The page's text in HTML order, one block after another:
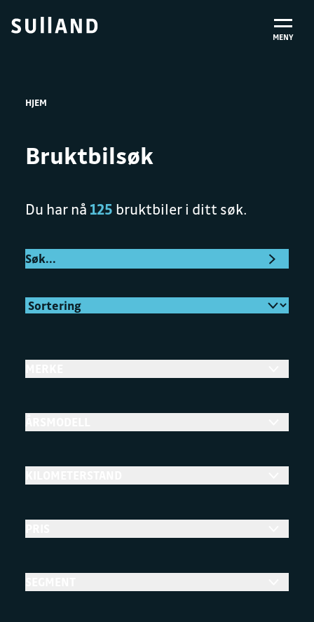
MENY
HJEM
Bruktbilsøk
Du har nå 125 bruktbiler i ditt søk.